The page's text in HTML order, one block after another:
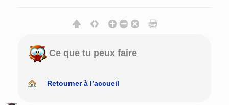
Ce que tu peux faire
Retourner à l’accueil